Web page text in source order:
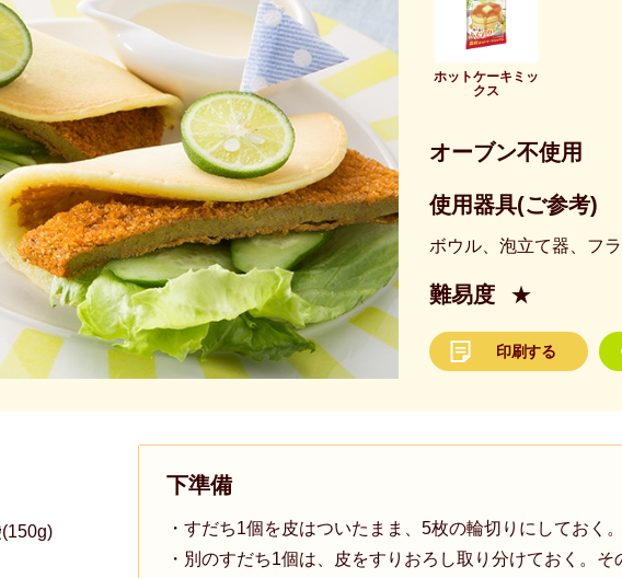
ホットケーキミッ
クス
オーブン不使用
使用器具(ご参考)
ボウル、泡立て器、フ
難易度 ★
印刷する
下準備
・すだち1個を皮はついたまま、5枚の輪切りにしておく。
・別のすだち1個は、皮をすりおろし取り分けておく。